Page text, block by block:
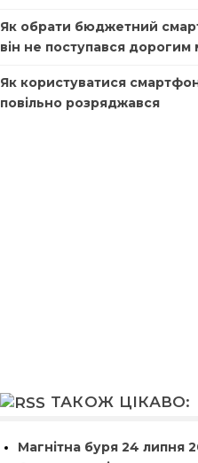
Як обрати бюджетний
він не поступався
Як користуватися
повільно розряджався
ТАКОЖ ЦІКАВО:
Магнітна буря 24 липня